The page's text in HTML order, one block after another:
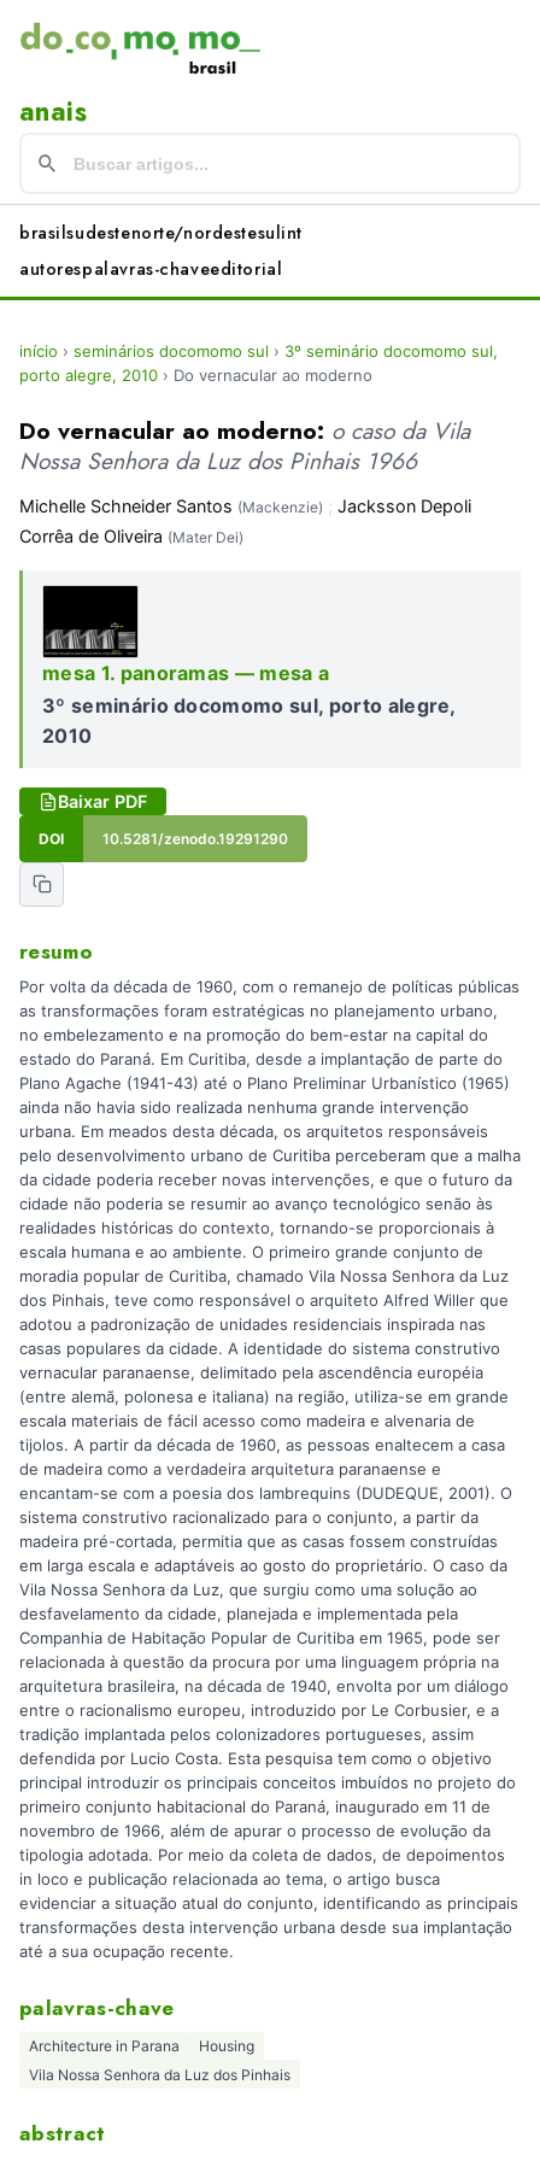
anais
brasilsudestenorte/nordestesulint
autorespalavras-chaveeditorial
início › seminários docomomo sul › 3º seminário docomomo sul,
porto alegre, 2010 › Do vernacular ao moderno
Do vernacular ao moderno: o caso da Vila
Nossa Senhora da Luz dos Pinhais 1966
Michelle Schneider Santos (Mackenzie) ; Jacksson Depoli
Corrêa de Oliveira (Mater Dei)
mesa 1. panoramas — mesa a
3º seminário docomomo sul, porto alegre,
2010
Baixar PDF
DOI 10.5281/zenodo.19291290
resumo
Por volta da década de 1960, com o remanejo de políticas públicas
as transformações foram estratégicas no planejamento urbano,
no embelezamento e na promoção do bem-estar na capital do
estado do Paraná. Em Curitiba, desde a implantação de parte do
Plano Agache (1941-43) até o Plano Preliminar Urbanístico (1965)
ainda não havia sido realizada nenhuma grande intervenção
urbana. Em meados desta década, os arquitetos responsáveis
pelo desenvolvimento urbano de Curitiba perceberam que a malha
da cidade poderia receber novas intervenções, e que o futuro da
cidade não poderia se resumir ao avanço tecnológico senão às
realidades históricas do contexto, tornando-se proporcionais à
escala humana e ao ambiente. O primeiro grande conjunto de
moradia popular de Curitiba, chamado Vila Nossa Senhora da Luz
dos Pinhais, teve como responsável o arquiteto Alfred Willer que
adotou a padronização de unidades residenciais inspirada nas
casas populares da cidade. A identidade do sistema construtivo
vernacular paranaense, delimitado pela ascendência européia
(entre alemã, polonesa e italiana) na região, utiliza-se em grande
escala materiais de fácil acesso como madeira e alvenaria de
tijolos. A partir da década de 1960, as pessoas enaltecem a casa
de madeira como a verdadeira arquitetura paranaense e
encantam-se com a poesia dos lambrequins (DUDEQUE, 2001). O
sistema construtivo racionalizado para o conjunto, a partir da
madeira pré-cortada, permitia que as casas fossem construídas
em larga escala e adaptáveis ao gosto do proprietário. O caso da
Vila Nossa Senhora da Luz, que surgiu como uma solução ao
desfavelamento da cidade, planejada e implementada pela
Companhia de Habitação Popular de Curitiba em 1965, pode ser
relacionada à questão da procura por uma linguagem própria na
arquitetura brasileira, na década de 1940, envolta por um diálogo
entre o racionalismo europeu, introduzido por Le Corbusier, e a
tradição implantada pelos colonizadores portugueses, assim
defendida por Lucio Costa. Esta pesquisa tem como o objetivo
principal introduzir os principais conceitos imbuídos no projeto do
primeiro conjunto habitacional do Paraná, inaugurado em 11 de
novembro de 1966, além de apurar o processo de evolução da
tipologia adotada. Por meio da coleta de dados, de depoimentos
in loco e publicação relacionada ao tema, o artigo busca
evidenciar a situação atual do conjunto, identificando as principais
transformações desta intervenção urbana desde sua implantação
até a sua ocupação recente.
palavras-chave
Architecture in Parana
Housing
Vila Nossa Senhora da Luz dos Pinhais
abstract